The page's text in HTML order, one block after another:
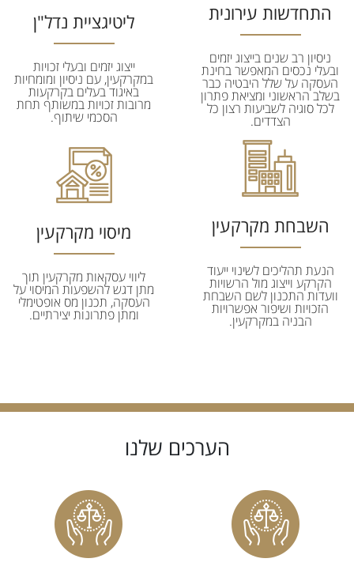
התחדשות עירונית
ניסיון רב שנים בייצוג יזמים
ובעלי נכסים המאפשר בחינת
העסקה על שלל היבטיה כבר
בשלב הראשוני ומציאת פתרון
לכל סוגיה לשביעות רצון כל
הצדדים.
ליטיגציית נדל"ן
ייצוג יזמים ובעלי זכויות
במקרקעין, עם ניסיון ומומחיות
באיגוד בעלים בקרקעות
מרובות זכויות במשותף תחת
הסכמי שיתוף.
השבחת מקרקעין
הנעת תהליכים לשינוי ייעוד
הקרקע וייצוג מול הרשויות
וועדות התכנון לשם השבחת
הזכויות ושיפור אפשרויות
הבניה במקרקעין.
מיסוי מקרקעין
ליווי עסקאות מקרקעין תוך
מתן דגש להשפעות המיסוי על
העסקה, תכנון מס אופטימלי
ומתן פתרונות יצירתיים.
הערכים שלנו